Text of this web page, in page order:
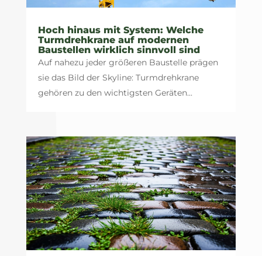
Hoch hinaus mit System: Welche
Turmdrehkrane auf modernen
Baustellen wirklich sinnvoll sind
Auf nahezu jeder größeren Baustelle prägen
sie das Bild der Skyline: Turmdrehkrane
gehören zu den wichtigsten Geräten...